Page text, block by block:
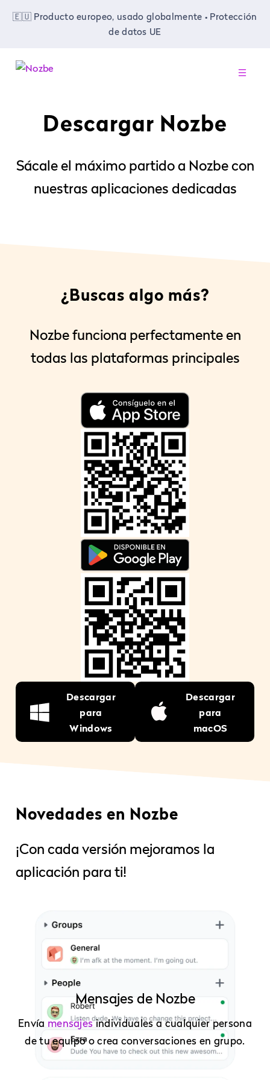
🇪🇺 Producto europeo, usado globalmente • Protección
de datos UE
-
Descargar Nozbe
Sácale el máximo partido a Nozbe con
nuestras aplicaciones dedicadas
¿Buscas algo más?
Nozbe funciona perfectamente en
todas las plataformas principales
Descargar
para
Windows
Descargar
para
macOS
Novedades en Nozbe
¡Con cada versión mejoramos la
aplicación para ti!
Mensajes de Nozbe
Envía mensajesindividuales a cualquier persona
de tu equipo o crea conversaciones en grupo.